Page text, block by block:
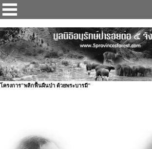
โครงการ"พลิกฟื้นผืนป่า ด้วยพระบารมี"